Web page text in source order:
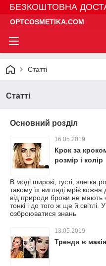
БЕЗКОШТОВНА
OPTCOSMETIKA.COM
Статті
Статті
Основний розділ
16.05.2019
Крок за
розмір і колір
В моді широкі, густі, злегка
такому їх вигляді мріє
від природи брови не мають
тонкі і до того ж ще й світлі.
озброюватися знань
13.05.2019
Тренди в